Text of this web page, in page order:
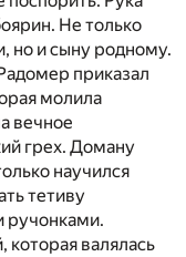
Не только
но и сыну родному.
приказал
молила
вечное
грех. Доману
научился
тетиву
ручонками.
валялась